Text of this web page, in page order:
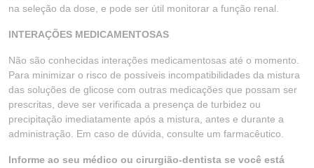
na seleção da dose, e pode ser útil monitorar a função renal.
INTERAÇÕES MEDICAMENTOSAS
Não são conhecidas interações medicamentosas até o momento.
Para minimizar o risco de possíveis incompatibilidades da mistura
das soluções de glicose com outras medicações que possam ser
prescritas, deve ser verificada a presença de turbidez ou
precipitação imediatamente após a mistura, antes e durante a
administração. Em caso de dúvida, consulte um farmacêutico.
Informe ao seu médico ou cirurgião-dentista se você está